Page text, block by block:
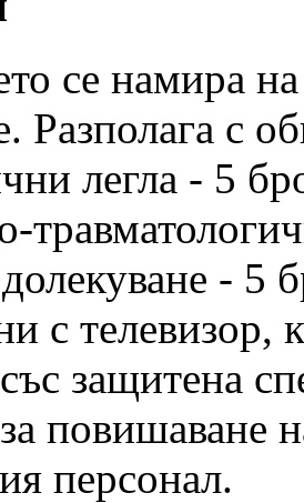
се намира
Разполага с
легла - 5
- 5
с телевизор,
защитена
повишаване
персонал.